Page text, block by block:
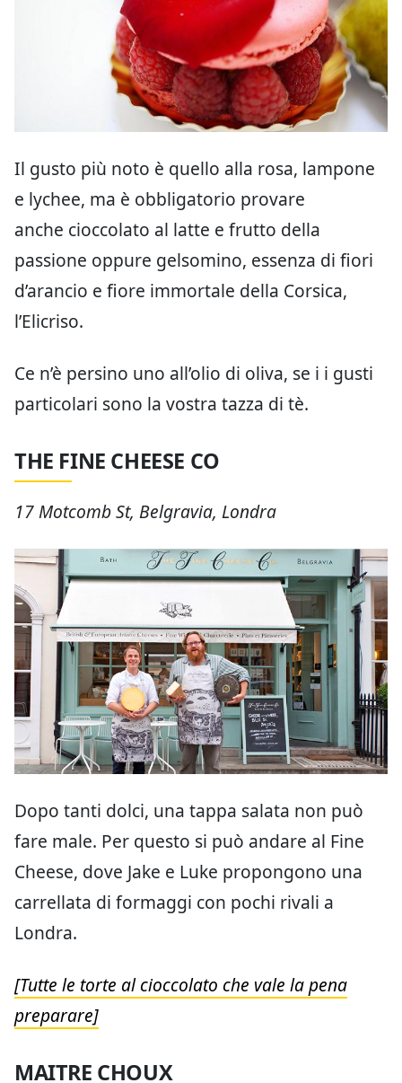
Il gusto più noto è quello alla rosa, lampone
e lychee, ma è obbligatorio provare
anche cioccolato al latte e frutto della
passione oppure gelsomino, essenza di fiori
d’arancio e fiore immortale della Corsica,
l’Elicriso.
Ce n’è persino uno all’olio di oliva, se i i gusti
particolari sono la vostra tazza di tè.
THE FINE CHEESE CO
17 Motcomb St, Belgravia, Londra
Dopo tanti dolci, una tappa salata non può
fare male. Per questo si può andare al Fine
Cheese, dove Jake e Luke propongono una
carrellata di formaggi con pochi rivali a
Londra.
[Tutte le torte al cioccolato che vale la pena
preparare]
MAITRE CHOUX